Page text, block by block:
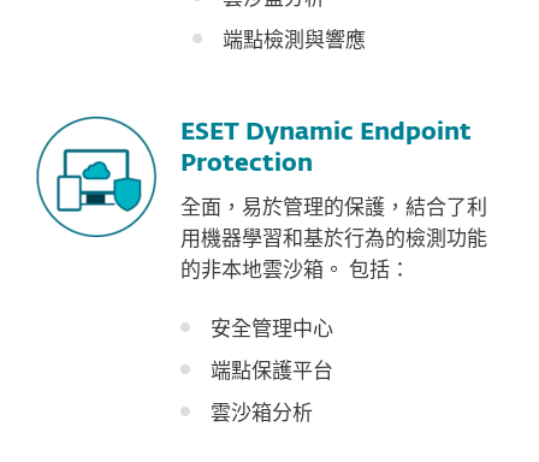
端點檢測與響應
ESET Dynamic Endpoint
Protection
全面，易於管理的保護，結合了利
用機器學習和基於行為的檢測功能
的非本地雲沙箱。 包括：
安全管理中心
端點保護平台
雲沙箱分析